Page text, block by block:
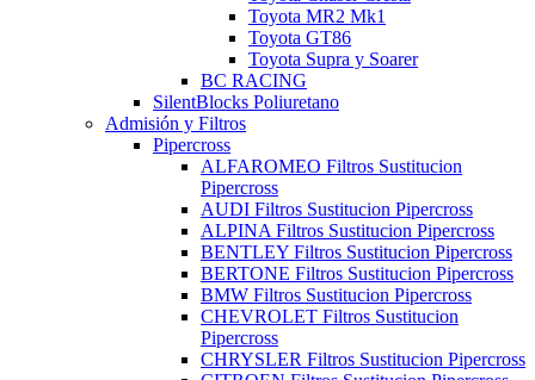
Toyota MR2 Mk1
Toyota GT86
Toyota Supra y Soarer
BC RACING
SilentBlocks Poliuretano
Admisión y Filtros
Pipercross
ALFAROMEO Filtros Sustitucion
Pipercross
AUDI Filtros Sustitucion Pipercross
ALPINA Filtros Sustitucion Pipercross
BENTLEY Filtros Sustitucion Pipercross
BERTONE Filtros Sustitucion Pipercross
BMW Filtros Sustitucion Pipercross
CHEVROLET Filtros Sustitucion
Pipercross
CHRYSLER Filtros Sustitucion Pipercross